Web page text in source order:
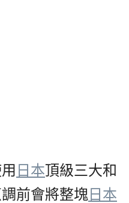
日本頂級三大和
前會將整塊 日本